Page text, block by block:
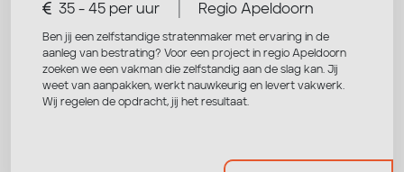
35 - 45 per uur Regio Apeldoorn
Ben jij een zelfstandige stratenmaker met ervaring in de
aanleg van bestrating? Voor een project in regio Apeldoorn
zoeken we een vakman die zelfstandig aan de slag kan. Jij
weet van aanpakken, werkt nauwkeurig en levert vakwerk.
Wij regelen de opdracht, jij het resultaat.